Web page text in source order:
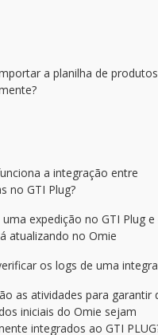
a planilha de produtos
a integração entre
no GTI Plug?
uma expedição no GTI Plug e
atualizando no Omie
os logs de uma
as atividades para garantir
iniciais do Omie sejam
integrados ao GTI